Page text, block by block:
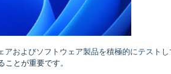
アおよびソフトウェア製品を積極的にテストし
とが重要です。